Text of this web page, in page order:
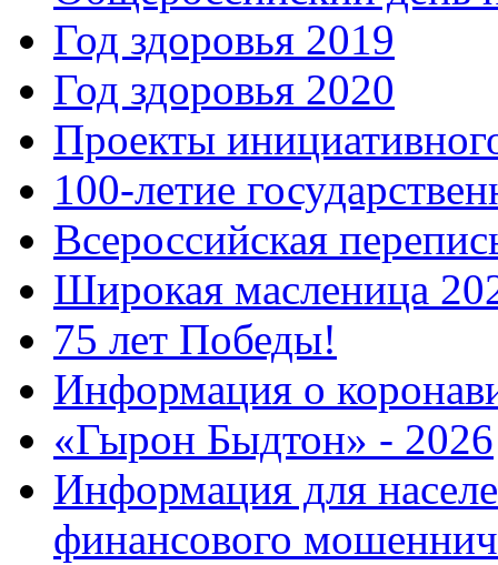
Год здоровья 2019
Год здоровья 2020
Проекты
100-летие
Всероссийская
Широкая масленица
75 лет Победы!
Информация о
«Гырон Быдтон» - 2026
Информация для
финансового